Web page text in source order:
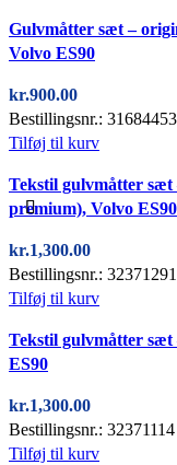
Gulvmåtter sæt –
Volvo ES90
kr.900.00
Bestillingsnr.: 31684453
Tilføj til kurv
Tekstil gulvmåtter sæt
premium), Volvo ES90
kr.1,300.00
Bestillingsnr.: 32371291
Tilføj til kurv
Tekstil gulvmåtter sæt
ES90
kr.1,300.00
Bestillingsnr.: 32371114
Tilføj til kurv